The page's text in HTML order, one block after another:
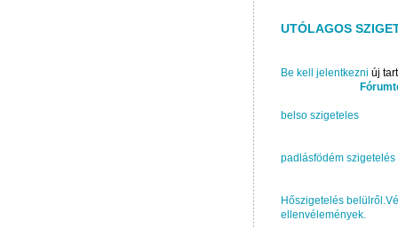
UTÓLAGOS
Be kell jelentkezni új
belso szigeteles
padlásfödém szigetelés
Hőszigetelés
ellenvélemények.